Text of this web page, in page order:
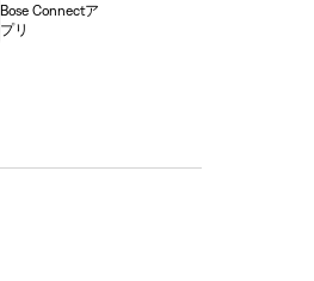
Bose Connectア
プリ